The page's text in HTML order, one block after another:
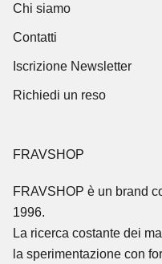
Chi siamo
Contatti
Iscrizione Newsletter
Richiedi un reso
FRAVSHOP
FRAVSHOP è un brand
1996.
La ricerca costante dei
la sperimentazione con